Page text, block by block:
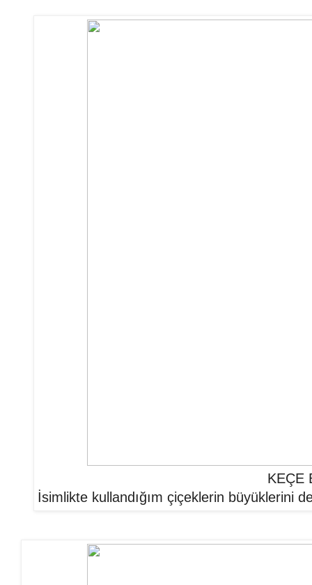
KEÇE
İsimlikte kullandığım çiçeklerin büyüklerini